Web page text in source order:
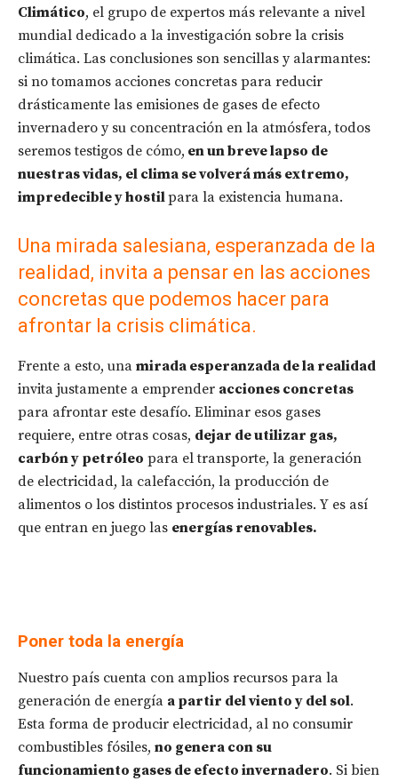
Climático, el grupo de expertos más relevante a nivel
mundial dedicado a la investigación sobre la crisis
climática. Las conclusiones son sencillas y alarmantes:
si no tomamos acciones concretas para reducir
drásticamente las emisiones de gases de efecto
invernadero y su concentración en la atmósfera, todos
seremos testigos de cómo, en un breve lapso de
nuestras vidas, el clima se volverá más extremo,
impredecible y hostilpara la existencia humana.
Una mirada salesiana, esperanzada de la
realidad, invita a pensar en las acciones
concretas que podemos hacer para
afrontar la crisis climática.
Frente a esto, una mirada esperanzada de la realidad
invita justamente a emprender acciones concretas
para afrontar este desafío. Eliminar esos gases
requiere, entre otras cosas, dejar de utilizar gas,
carbón y petróleo para el transporte, la generación
de electricidad, la calefacción, la producción de
alimentos o los distintos procesos industriales. Y es así
que entran en juego las energías renovables.
Poner toda la energía
Nuestro país cuenta con amplios recursos para la
generación de energía a partir del viento y del sol.
Esta forma de producir electricidad, al no consumir
combustibles fósiles, no genera con su
funcionamiento gases de efecto invernadero. Si bien